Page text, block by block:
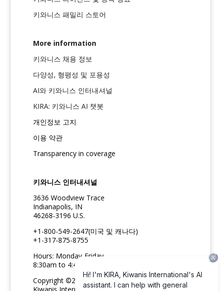
키와니스 패밀리 스토어
More information
키와니스 채용 정보
다양성, 형평성 및 포용성
AI와 키와니스 인터내셔널
KIRA: 키와니스 AI 챗봇
개인정보 고지
이용 약관
Transparency in coverage
키와니스 인터내셔널
3636 Woodview Trace
Indianapolis, IN
46268-3196 U.S.
+1-800-549-2647(미국 및 캐나다)
+1-317-875-8755
Hours: Monday-Friday
8:30am to 4:45pm ET
Copyright ©2026